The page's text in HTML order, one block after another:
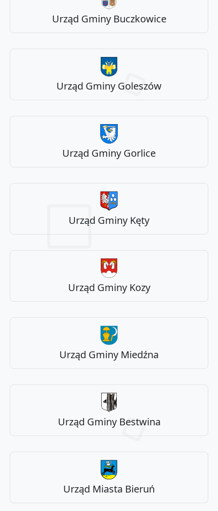
Urząd Gminy Buczkowice
Urząd Gminy Goleszów
Urząd Gminy Gorlice
Urząd Gminy Kęty
Urząd Gminy Kozy
Urząd Gminy Miedźna
Urząd Gminy Bestwina
Urząd Miasta Bieruń